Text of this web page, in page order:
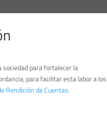
para fortalecer la
para facilitar esta labor a los
Rendición de Cuentas.